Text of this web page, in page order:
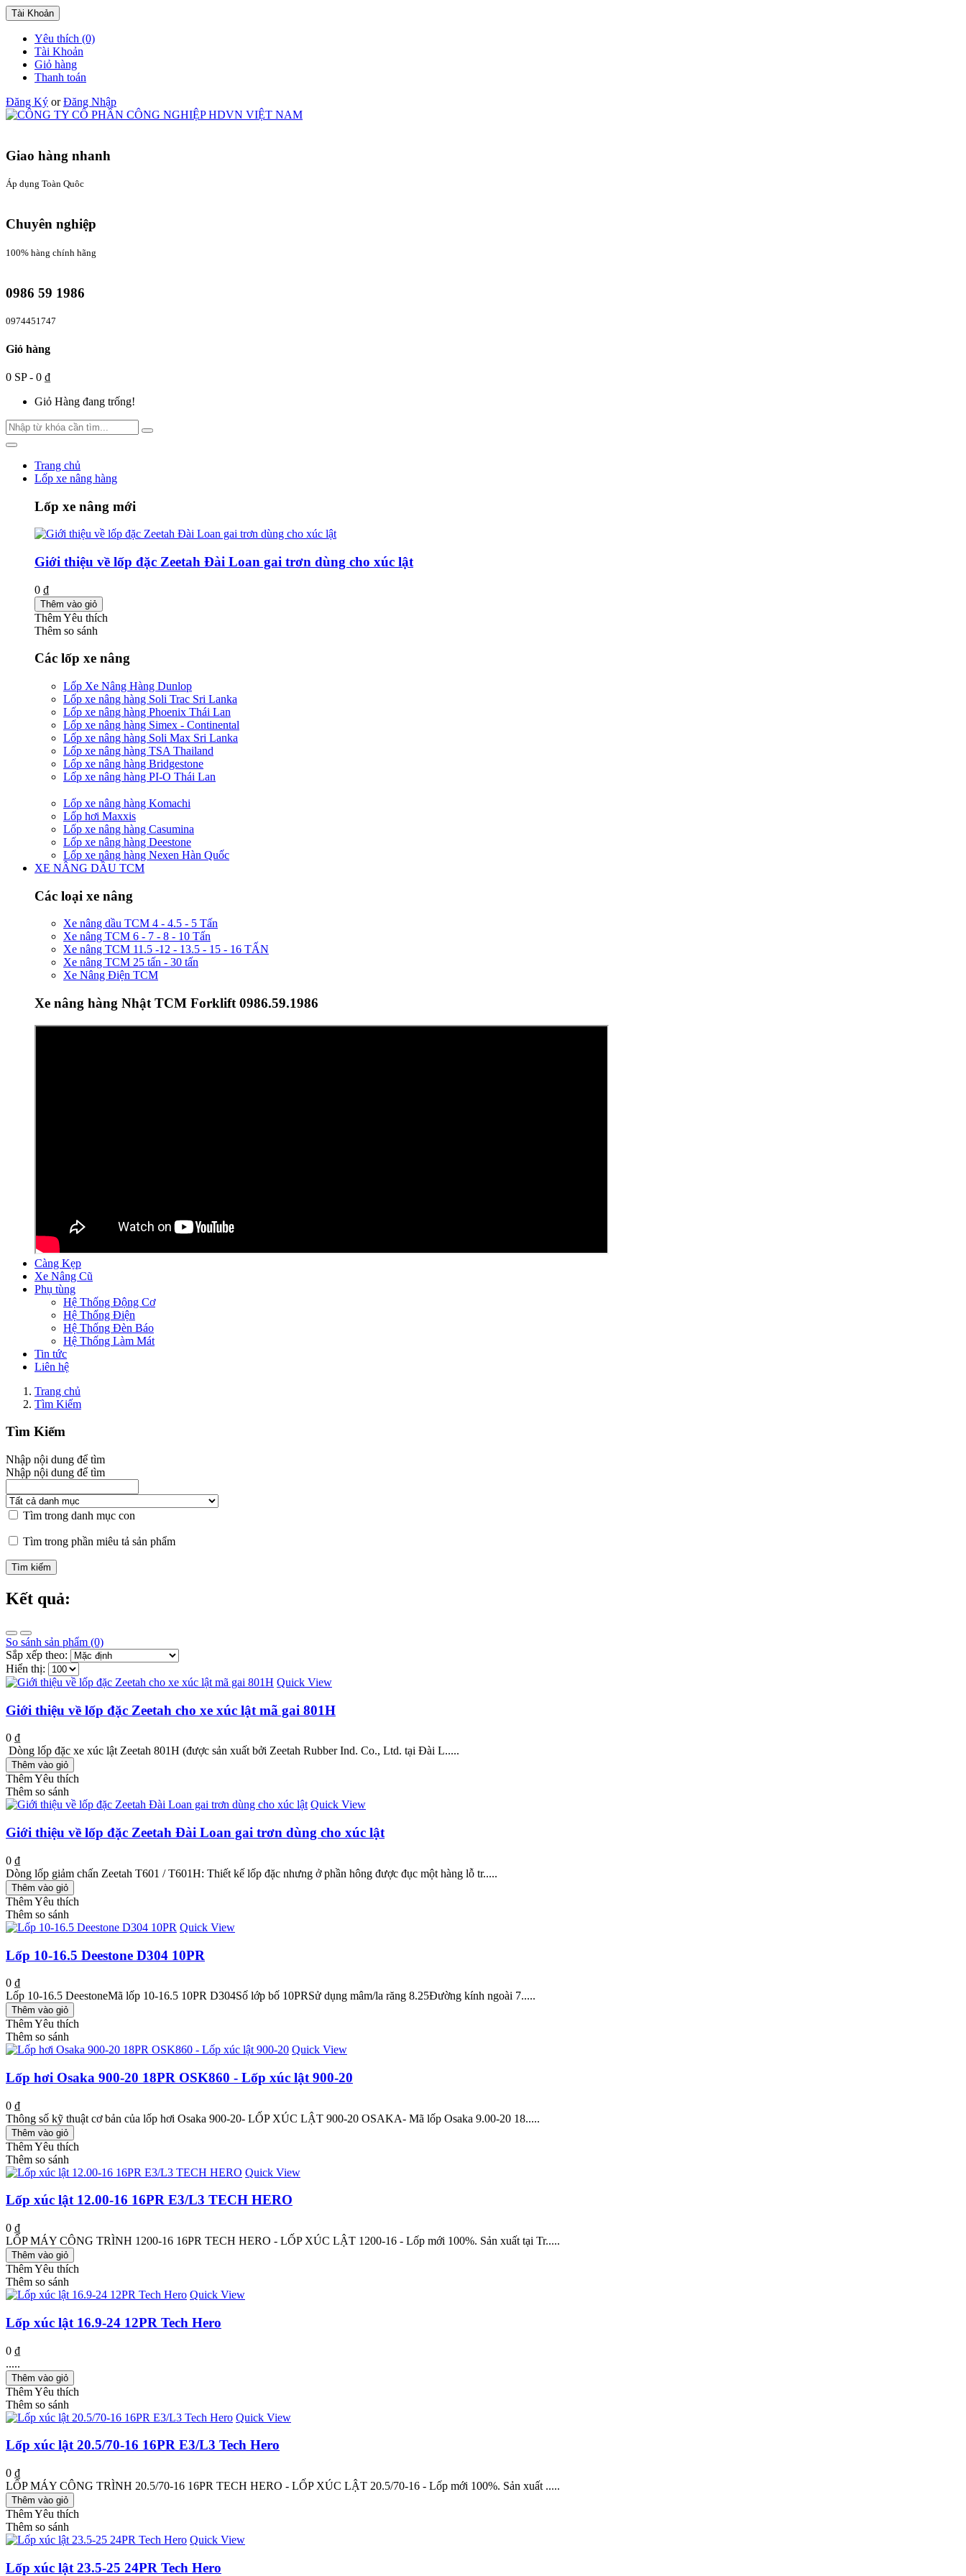
Tài Khoản
Yêu thích (0)
Tài Khoản
Giỏ hàng
Thanh toán
Đăng Ký orĐăng Nhập
Giao hàng nhanh
Áp dụng Toàn Quôc
Chuyên nghiệp
100% hàng chính hãng
0986 59 1986
0974451747
Giỏ hàng
0 SP - 0 ₫
Giỏ Hàng đang trống!
Trang chủ
Lốp xe nâng hàng
Lốp xe nâng mới
Giới thiệu về lốp đặc Zeetah Đài Loan gai trơn dùng cho xúc lật
0 ₫
Thêm vào giỏ
Thêm Yêu thích
Thêm so sánh
Các lốp xe nâng
Lốp Xe Nâng Hàng Dunlop
Lốp xe nâng hàng Soli Trac Sri Lanka
Lốp xe nâng hàng Phoenix Thái Lan
Lốp xe nâng hàng Simex - Continental
Lốp xe nâng hàng Soli Max Sri Lanka
Lốp xe nâng hàng TSA Thailand
Lốp xe nâng hàng Bridgestone
Lốp xe nâng hàng PI-O Thái Lan
Lốp xe nâng hàng Komachi
Lốp hơi Maxxis
Lốp xe nâng hàng Casumina
Lốp xe nâng hàng Deestone
Lốp xe nâng hàng Nexen Hàn Quốc
XE NÂNG DẦU TCM
Các loại xe nâng
Xe nâng dầu TCM 4 - 4.5 - 5 Tấn
Xe nâng TCM 6 - 7 - 8 - 10 Tấn
Xe nâng TCM 11.5 -12 - 13.5 - 15 - 16 TẤN
Xe nâng TCM 25 tấn - 30 tấn
Xe Nâng Điện TCM
Xe nâng hàng Nhật TCM Forklift 0986.59.1986
Càng Kẹp
Xe Nâng Cũ
Phụ tùng
Hệ Thống Động Cơ
Hệ Thống Điện
Hệ Thống Đèn Báo
Hệ Thống Làm Mát
Tin tức
Liên hệ
Trang chủ
Tìm Kiếm
Tìm Kiếm
Nhập nội dung để tìm
Nhập nội dung để tìm
Tìm trong danh mục con
Tìm trong phần miêu tả sản phẩm
Kết quả:
So sánh sản phẩm (0)
Sắp xếp theo:
Hiển thị:
Quick View
Giới thiệu về lốp đặc Zeetah cho xe xúc lật mã gai 801H
0 ₫
Dòng lốp đặc xe xúc lật Zeetah 801H (được sản xuất bởi Zeetah Rubber Ind. Co., Ltd. tại Đài L.....
Thêm vào giỏ
Thêm Yêu thích
Thêm so sánh
Quick View
Giới thiệu về lốp đặc Zeetah Đài Loan gai trơn dùng cho xúc lật
0 ₫
Dòng lốp giảm chấn Zeetah T601 / T601H: Thiết kế lốp đặc nhưng ở phần hông được đục một hàng lỗ tr.....
Thêm vào giỏ
Thêm Yêu thích
Thêm so sánh
Quick View
Lốp 10-16.5 Deestone D304 10PR
0 ₫
Lốp 10-16.5 DeestoneMã lốp 10-16.5 10PR D304Số lớp bố 10PRSử dụng mâm/la răng 8.25Đường kính ngoài 7.....
Thêm vào giỏ
Thêm Yêu thích
Thêm so sánh
Quick View
Lốp hơi Osaka 900-20 18PR OSK860 - Lốp xúc lật 900-20
0 ₫
Thông số kỹ thuật cơ bản của lốp hơi Osaka 900-20- LỐP XÚC LẬT 900-20 OSAKA- Mã lốp Osaka 9.00-20 18.....
Thêm vào giỏ
Thêm Yêu thích
Thêm so sánh
Quick View
Lốp xúc lật 12.00-16 16PR E3/L3 TECH HERO
0 ₫
LỐP MÁY CÔNG TRÌNH 1200-16 16PR TECH HERO - LỐP XÚC LẬT 1200-16 - Lốp mới 100%. Sản xuất tại Tr.....
Thêm vào giỏ
Thêm Yêu thích
Thêm so sánh
Quick View
Lốp xúc lật 16.9-24 12PR Tech Hero
0 ₫
.....
Thêm vào giỏ
Thêm Yêu thích
Thêm so sánh
Quick View
Lốp xúc lật 20.5/70-16 16PR E3/L3 Tech Hero
0 ₫
LỐP MÁY CÔNG TRÌNH 20.5/70-16 16PR TECH HERO - LỐP XÚC LẬT 20.5/70-16 - Lốp mới 100%. Sản xuất .....
Thêm vào giỏ
Thêm Yêu thích
Thêm so sánh
Quick View
Lốp xúc lật 23.5-25 24PR Tech Hero